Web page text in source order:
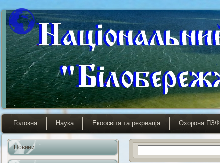
Головна Наука Екоосвіта та рекреація Охорона ПЗФ
Новини